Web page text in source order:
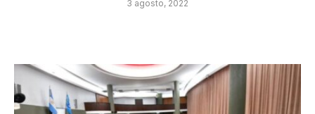
3 agosto, 2022